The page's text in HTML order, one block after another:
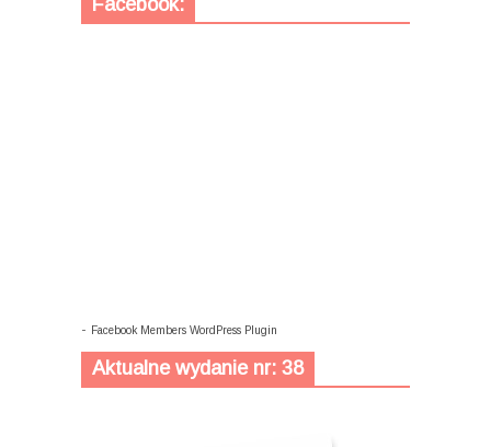
- Facebook Members WordPress Plugin
Aktualne wydanie nr: 38